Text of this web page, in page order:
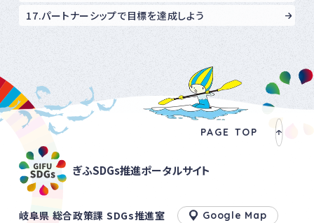
17.パートナーシップで目標を達成しよう
PAGE TOP
ぎふSDGs推進ポータルサイト
岐阜県 総合政策課 SDGs推進室 Google Map